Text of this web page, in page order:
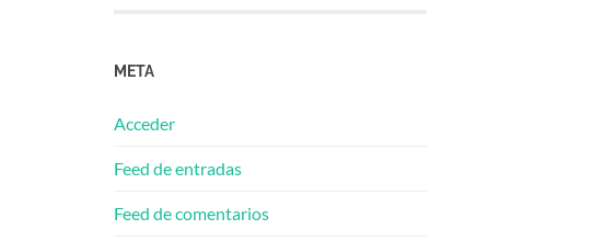
META
Acceder
Feed de entradas
Feed de comentarios